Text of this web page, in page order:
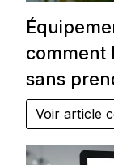
comment
sans
Voir article